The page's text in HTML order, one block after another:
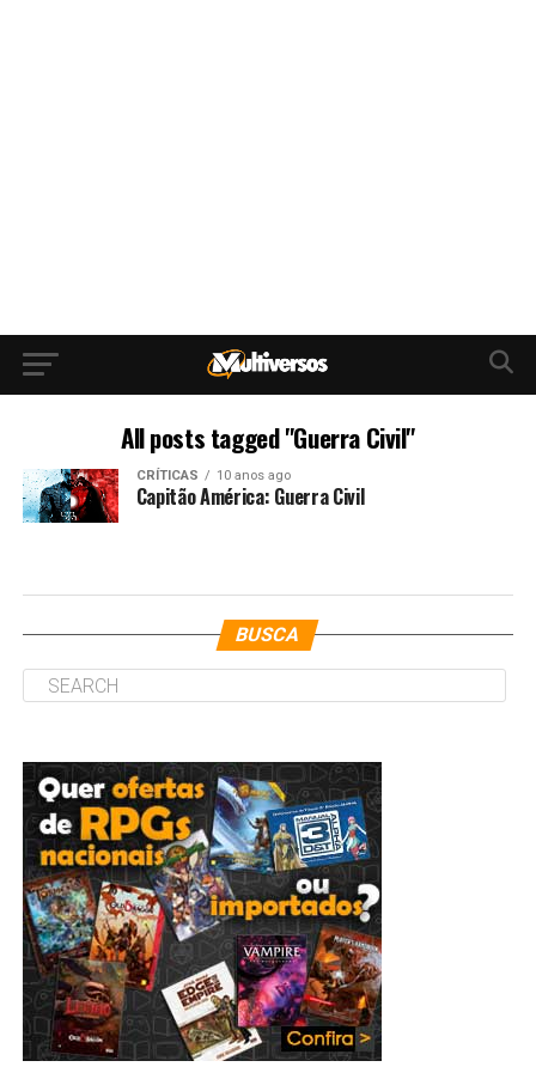
All posts tagged "Guerra Civil"
CRÍTICAS 10 anos ago
Capitão América: Guerra Civil
BUSCA